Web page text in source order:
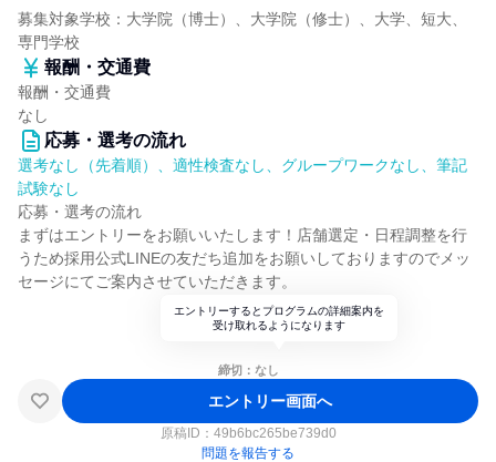
募集対象学校：大学院（博士）、大学院（修士）、大学、短大、
専門学校
報酬・交通費
報酬・交通費
なし
応募・選考の流れ
選考なし（先着順）、適性検査なし、グループワークなし、筆記
試験なし
応募・選考の流れ
まずはエントリーをお願いいたします！店舗選定・日程調整を行
うため採用公式LINEの友だち追加をお願いしておりますのでメッ
セージにてご案内させていただきます。
エントリーするとプログラムの詳細案内を
受け取れるようになります
締切：なし
エントリー画面へ
原稿ID： 49b6bc265be739d0
問題を報告する